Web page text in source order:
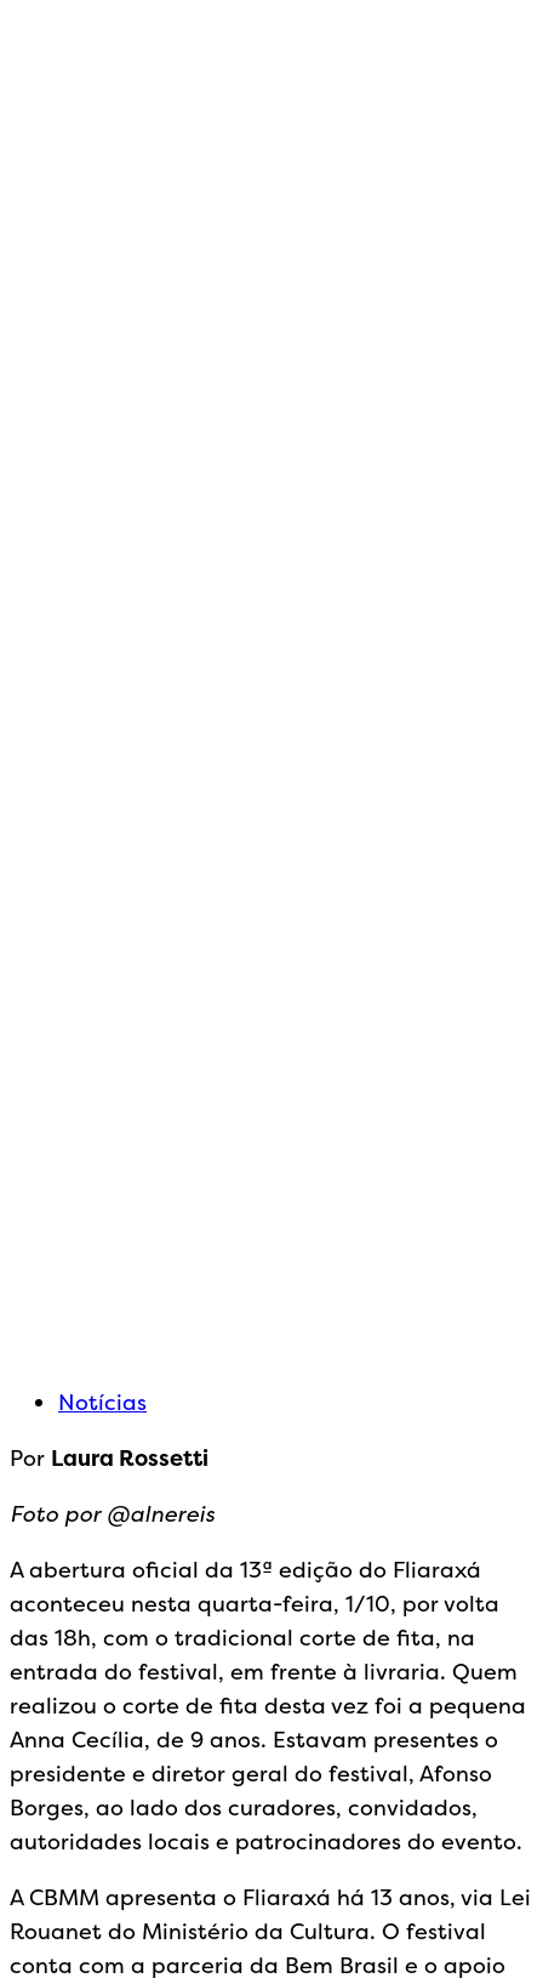
Notícias
Por Laura Rossetti
Foto por @alnereis
A abertura oficial da 13ª edição do Fliaraxá
aconteceu nesta quarta-feira, 1/10, por volta
das 18h, com o tradicional corte de fita, na
entrada do festival, em frente à livraria. Quem
realizou o corte de fita desta vez foi a pequena
Anna Cecília, de 9 anos. Estavam presentes o
presidente e diretor geral do festival, Afonso
Borges, ao lado dos curadores, convidados,
autoridades locais e patrocinadores do evento.
A CBMM apresenta o Fliaraxá há 13 anos, via Lei
Rouanet do Ministério da Cultura. O festival
conta com a parceria da Bem Brasil e o apoio